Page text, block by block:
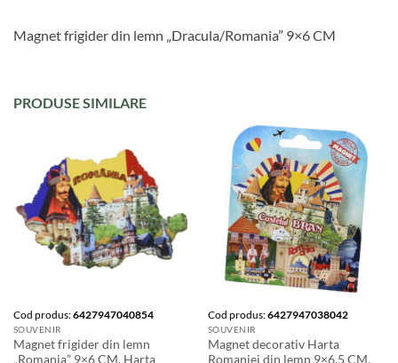
Magnet frigider din lemn „Dracula/Romania” 9×6 CM
PRODUSE SIMILARE
Cod produs:6427947040854
SOUVENIR
Magnet frigider din lemn
„Romania” 9×6 CM, Harta
Cod produs:6427947038042
SOUVENIR
Magnet decorativ Harta
Romaniei din lemn 9×6.5 CM,